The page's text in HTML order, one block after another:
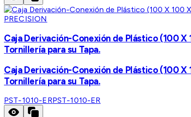
PRECISION
Caja Derivación-Conexión de Plástico (100
Tornillería para su Tapa.
Caja Derivación-Conexión de Plástico (100
Tornillería para su Tapa.
PST-1010-ERPST-1010-ER